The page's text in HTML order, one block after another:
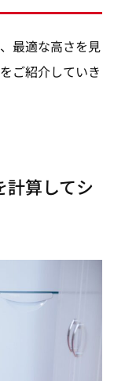
最適な高さを見
ご紹介していき
算してシ